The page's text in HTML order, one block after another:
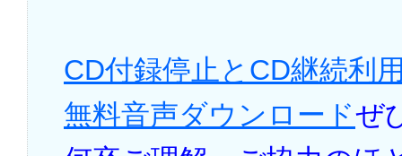
CD付録停止とCD継続利
無料音声ダウンロードぜ